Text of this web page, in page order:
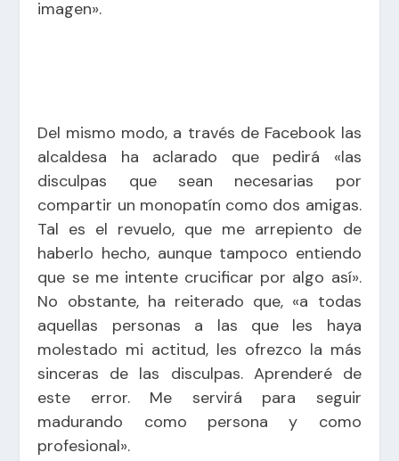
imagen».
Del mismo modo, a través de Facebook las
alcaldesa ha aclarado que pedirá «las
disculpas que sean necesarias por
compartir un monopatín como dos amigas.
Tal es el revuelo, que me arrepiento de
haberlo hecho, aunque tampoco entiendo
que se me intente crucificar por algo así».
No obstante, ha reiterado que, «a todas
aquellas personas a las que les haya
molestado mi actitud, les ofrezco la más
sinceras de las disculpas. Aprenderé de
este error. Me servirá para seguir
madurando como persona y como
profesional».